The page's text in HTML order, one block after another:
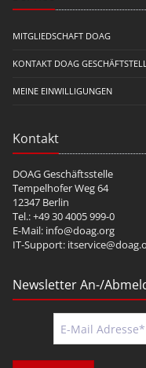
MITGLIEDSCHAFT DOAG
KONTAKT DOAG
MEINE EINWILLIGUNGEN
Kontakt
DOAG Geschäftsstelle
Tempelhofer Weg 64
12347 Berlin
Tel.: +49 30 4005 999-0
E-Mail: info@doag.org
IT-Support:
Newsletter An-/